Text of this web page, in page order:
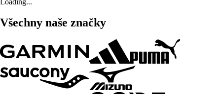
Loading...
Všechny naše značky